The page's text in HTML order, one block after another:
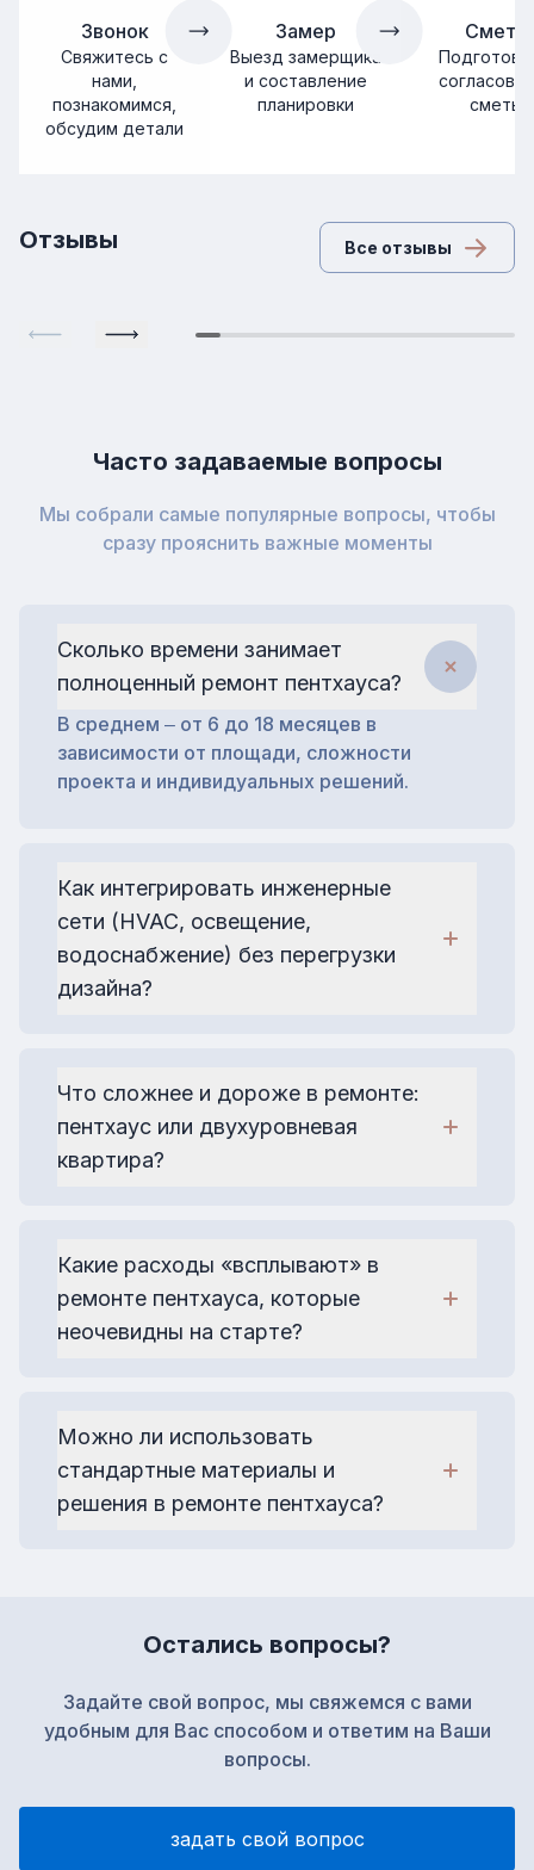
Звонок
Свяжитесь с
нами,
познакомимся,
обсудим детали
Замер
Выезд замерщика
и составление
планировки
Смета
сметы
Отзывы Все отзывы
Часто задаваемые вопросы
Мы собрали самые популярные вопросы, чтобы
сразу прояснить важные моменты
Сколько времени занимает
полноценный ремонт пентхауса?
В среднем ‒ от 6 до 18 месяцев в
зависимости от площади, сложности
проекта и индивидуальных решений.
Как интегрировать инженерные
сети (HVAC, освещение,
водоснабжение) без перегрузки
дизайна?
фальш-потолки, встроенные системы и
Что сложнее и дороже в ремонте:
пентхаус или двухуровневая
квартира?
отделка ‒ премиум-класса. Но
двухуровневые квартиры требуют особого
внимания к лестницам и перекрытиям.
Какие расходы «всплывают» в
ремонте пентхауса, которые
неочевидны на старте?
перепланировка кровли, усиленная шумо- и
Можно ли использовать
стандартные материалы и
решения в ремонте пентхауса?
премиальных, долговечных и эстетичных
Остались вопросы?
Задайте свой вопрос, мы свяжемся с вами
удобным для Вас способом и ответим на Ваши
вопросы.
задать свой вопрос